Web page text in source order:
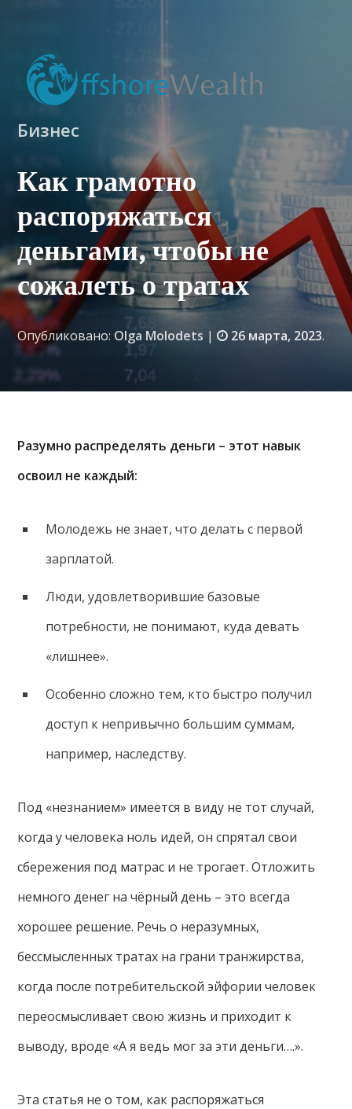
Бизнес
Как грамотно
распоряжаться
деньгами, чтобы не
сожалеть о тратах
Опубликовано: Olga Molodets | 26 марта, 2023.
Разумно распределять деньги – этот навык
освоил не каждый:
Молодежь не знает, что делать с первой
зарплатой.
Люди, удовлетворившие базовые
потребности, не понимают, куда девать
«лишнее».
Особенно сложно тем, кто быстро получил
доступ к непривычно большим суммам,
например, наследству.
Под «незнанием» имеется в виду не тот случай,
когда у человека ноль идей, он спрятал свои
сбережения под матрас и не трогает. Отложить
немного денег на чёрный день – это всегда
хорошее решение. Речь о неразумных,
бессмысленных тратах на грани транжирства,
когда после потребительской эйфории человек
переосмысливает свою жизнь и приходит к
выводу, вроде «А я ведь мог за эти деньги….».
Эта статья не о том, как распоряжаться